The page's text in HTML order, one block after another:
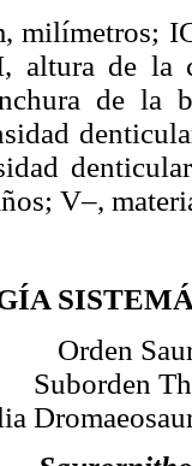
milímetros;
altura de
de la
V–,
Orden
Suborden